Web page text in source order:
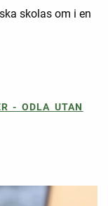
skolas om i en
- ODLA UTAN